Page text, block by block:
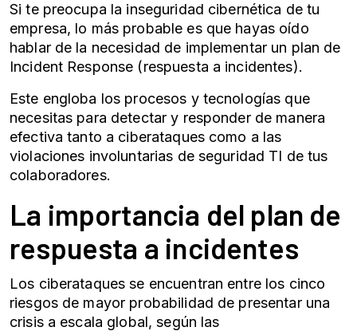
Si te preocupa la inseguridad cibernética de tu
empresa, lo más probable es que hayas oído
hablar de la necesidad de implementar un plan de
Incident Response (respuesta a incidentes).
Este engloba los procesos y tecnologías que
necesitas para detectar y responder de manera
efectiva tanto a ciberataquescomo a las
violaciones involuntarias de seguridad TI de tus
colaboradores.
La importancia del plan de
respuesta a incidentes
Los ciberataques se encuentran entre los cinco
riesgos de mayor probabilidad de presentar una
crisis a escala global, según las